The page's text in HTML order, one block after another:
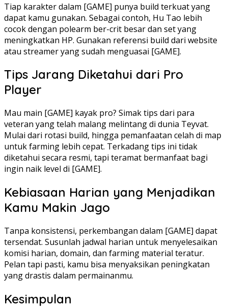
Tiap karakter dalam [GAME] punya build terkuat yang
dapat kamu gunakan. Sebagai contoh, Hu Tao lebih
cocok dengan polearm ber-crit besar dan set yang
meningkatkan HP. Gunakan referensi build dari website
atau streamer yang sudah menguasai [GAME].
Tips Jarang Diketahui dari Pro
Player
Mau main [GAME] kayak pro? Simak tips dari para
veteran yang telah malang melintang di dunia Teyvat.
Mulai dari rotasi build, hingga pemanfaatan celah di map
untuk farming lebih cepat. Terkadang tips ini tidak
diketahui secara resmi, tapi teramat bermanfaat bagi
ingin naik level di [GAME].
Kebiasaan Harian yang Menjadikan
Kamu Makin Jago
Tanpa konsistensi, perkembangan dalam [GAME] dapat
tersendat. Susunlah jadwal harian untuk menyelesaikan
komisi harian, domain, dan farming material teratur.
Pelan tapi pasti, kamu bisa menyaksikan peningkatan
yang drastis dalam permainanmu.
Kesimpulan